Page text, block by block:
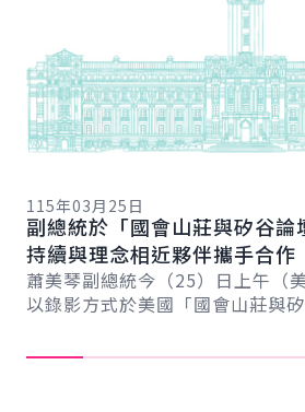
115年03月25日
副總統於「國會山莊與矽谷
持續與理念相近夥伴攜手合
自由
蕭美琴副總統今（25）日上午（
以錄影方式於美國「國會山莊與